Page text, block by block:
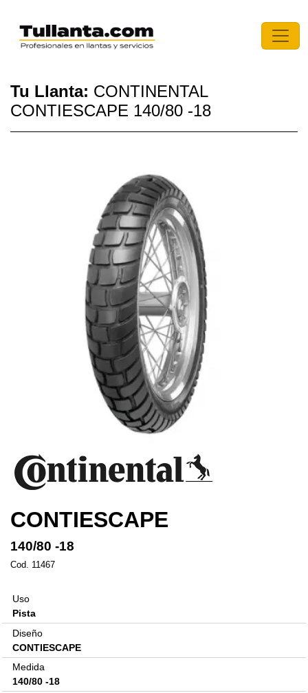
Tu Llanta: CONTINENTAL
CONTIESCAPE 140/80 -18
CONTIESCAPE
140/80 -18
Cod. 11467
Uso
Pista
Diseño
CONTIESCAPE
Medida
140/80 -18